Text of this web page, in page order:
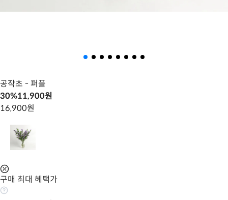
공작초 - 퍼플
30%11,900원
16,900원
구매 최대 혜택가